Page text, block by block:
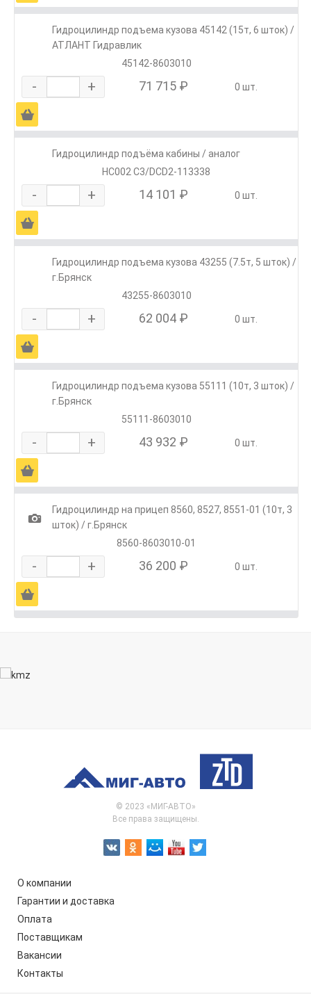
Гидроцилиндр подъема кузова 45142 (15т, 6 шток) /
АТЛАНТ Гидравлик
45142-8603010
- + 71 715 ₽ 0 шт.
Ä
Гидроцилиндр подъёма кабины / аналог
HC002 C3/DCD2-113338
- + 14 101 ₽ 0 шт.
Ä
Гидроцилиндр подъема кузова 43255 (7.5т, 5 шток) /
г.Брянск
43255-8603010
- + 62 004 ₽ 0 шт.
Ä
Гидроцилиндр подъема кузова 55111 (10т, 3 шток) /
г.Брянск
55111-8603010
- + 43 932 ₽ 0 шт.
Ä
1
Гидроцилиндр на прицеп 8560, 8527, 8551-01 (10т, 3
шток) / г.Брянск
8560-8603010-01
- + 36 200 ₽ 0 шт.
Ä
© 2023 «МИГ-АВТО»
Все права защищены.
О компании
Гарантии и доставка
Оплата
Поставщикам
Вакансии
Контакты